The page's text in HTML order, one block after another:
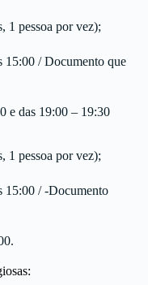
1 pessoa por vez);
15:00 / Documento que
e das 19:00 – 19:30
1 pessoa por vez);
15:00 / -Documento